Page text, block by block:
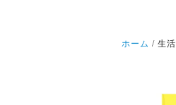
ホーム 生活